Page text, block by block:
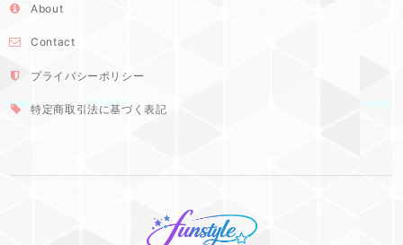
About
Contact
プライバシーポリシー
特定商取引法に基づく表記